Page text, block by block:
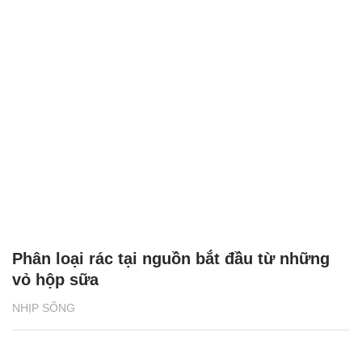
NHỊP SỐNG
Phân loại rác tại nguồn bắt đầu từ những
vỏ hộp sữa